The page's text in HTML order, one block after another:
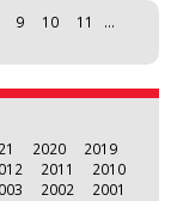
9 10 11
…
2020
2019
2011
2010
2002
2001